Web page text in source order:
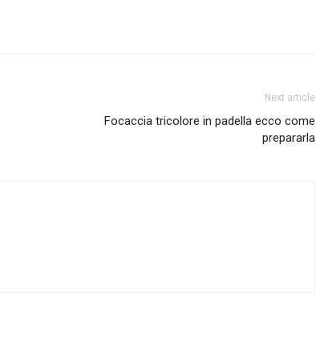
Next article
Focaccia tricolore in padella ecco come
prepararla